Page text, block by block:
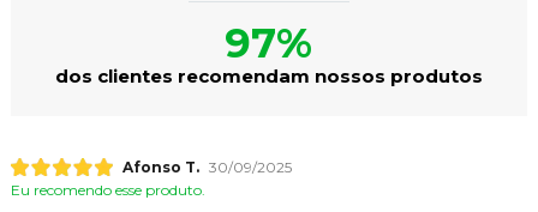
97%
dos clientes recomendam nossos produtos
Afonso T. 30/09/2025
Eu recomendo esse produto.